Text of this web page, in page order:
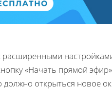
«Начать прямой
открыться новое